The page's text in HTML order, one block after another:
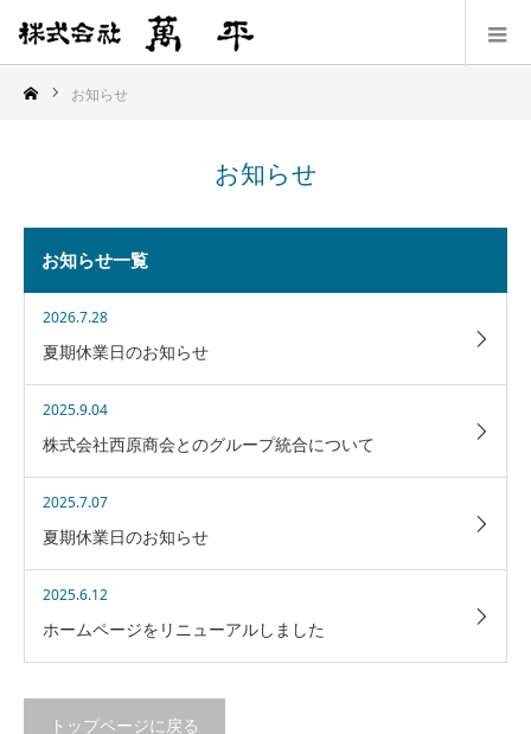
お知らせ
お知らせ
お知らせ一覧
2026.7.28
夏期休業日のお知らせ
2025.9.04
株式会社西原商会とのグループ統合について
2025.7.07
夏期休業日のお知らせ
2025.6.12
ホームページをリニューアルしました
トップページに戻る